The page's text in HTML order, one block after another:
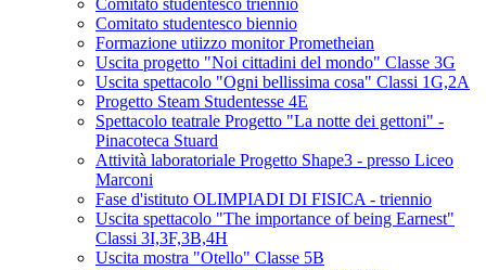
Comitato studentesco triennio
Comitato studentesco biennio
Formazione utiizzo monitor Prometheian
Uscita progetto "Noi cittadini del mondo" Classe 3G
Uscita spettacolo "Ogni bellissima cosa" Classi 1G,2A
Progetto Steam Studentesse 4E
Spettacolo teatrale Progetto "La notte dei gettoni" -
Pinacoteca Stuard
Attività laboratoriale Progetto Shape3 - presso Liceo
Marconi
Fase d'istituto OLIMPIADI DI FISICA - triennio
Uscita spettacolo "The importance of being Earnest"
Classi 3I,3F,3B,4H
Uscita mostra "Otello" Classe 5B